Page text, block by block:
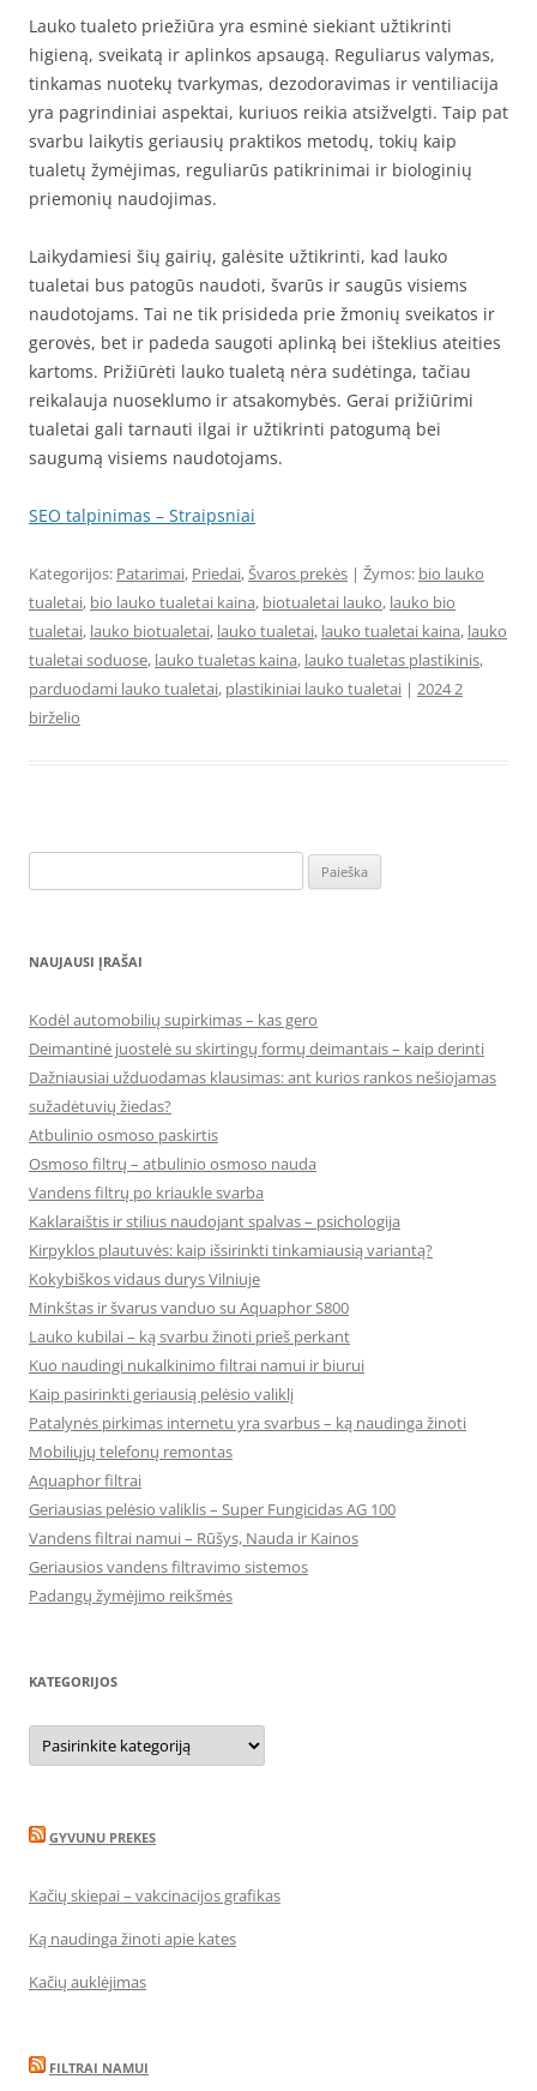
Lauko tualeto priežiūra yra esminė siekiant užtikrinti
higieną, sveikatą ir aplinkos apsaugą. Reguliarus valymas,
tinkamas nuotekų tvarkymas, dezodoravimas ir ventiliacija
yra pagrindiniai aspektai, kuriuos reikia atsižvelgti. Taip pat
svarbu laikytis geriausių praktikos metodų, tokių kaip
tualetų žymėjimas, reguliarūs patikrinimai ir biologinių
priemonių naudojimas.
Laikydamiesi šių gairių, galėsite užtikrinti, kad lauko
tualetai bus patogūs naudoti, švarūs ir saugūs visiems
naudotojams. Tai ne tik prisideda prie žmonių sveikatos ir
gerovės, bet ir padeda saugoti aplinką bei išteklius ateities
kartoms. Prižiūrėti lauko tualetą nėra sudėtinga, tačiau
reikalauja nuoseklumo ir atsakomybės. Gerai prižiūrimi
tualetai gali tarnauti ilgai ir užtikrinti patogumą bei
saugumą visiems naudotojams.
SEO talpinimas – Straipsniai
Kategorijos: Patarimai, Priedai,Švaros prekės | Žymos: bio lauko
tualetai, bio lauko tualetai kaina, biotualetai lauko, lauko bio
tualetai, lauko biotualetai, lauko tualetai, lauko tualetai kaina, lauko
tualetai soduose, lauko tualetas kaina, lauko tualetas plastikinis,
parduodami lauko tualetai, plastikiniai lauko tualetai | 2024 2
birželio
NAUJAUSI ĮRAŠAI
Kodėl automobilių supirkimas – kas gero
Deimantinė juostelė su skirtingų formų deimantais – kaip derinti
Dažniausiai užduodamas klausimas: ant kurios rankos nešiojamas
sužadėtuvių žiedas?
Atbulinio osmoso paskirtis
Osmoso filtrų – atbulinio osmoso nauda
Vandens filtrų po kriaukle svarba
Kaklaraištis ir stilius naudojant spalvas – psichologija
Kirpyklos plautuvės: kaip išsirinkti tinkamiausią variantą?
Kokybiškos vidaus durys Vilniuje
Minkštas ir švarus vanduo su Aquaphor S800
Lauko kubilai – ką svarbu žinoti prieš perkant
Kuo naudingi nukalkinimo filtrai namui ir biurui
Kaip pasirinkti geriausią pelėsio valiklį
Patalynės pirkimas internetu yra svarbus – ką naudinga žinoti
Mobiliųjų telefonų remontas
Aquaphor filtrai
Geriausias pelėsio valiklis – Super Fungicidas AG 100
Vandens filtrai namui – Rūšys, Nauda ir Kainos
Geriausios vandens filtravimo sistemos
Padangų žymėjimo reikšmės
KATEGORIJOS
Kategorijos
GYVUNU PREKES
Kačių skiepai – vakcinacijos grafikas
Ką naudinga žinoti apie kates
Kačių auklėjimas
FILTRAI NAMUI